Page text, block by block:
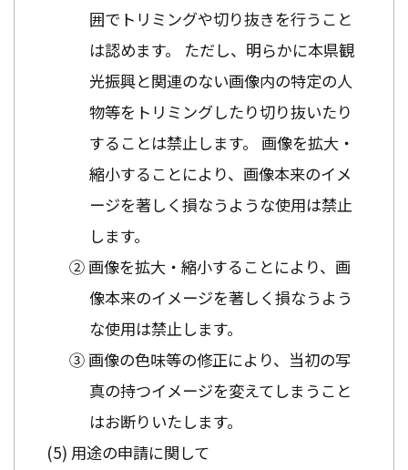
囲でトリミングや切り抜きを行うこと
は認めます。 ただし、明らかに本県観
光振興と関連のない画像内の特定の人
物等をトリミングしたり切り抜いたり
することは禁止します。 画像を拡大・
縮小することにより、画像本来のイメ
ージを著しく損なうような使用は禁止
します。
② 画像を拡大・縮小することにより、画
像本来のイメージを著しく損なうよう
な使用は禁止します。
③ 画像の色味等の修正により、当初の写
真の持つイメージを変えてしまうこと
はお断りいたします。
用途の申請に関して